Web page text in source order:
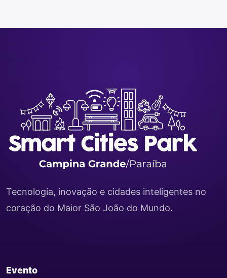
Tecnologia, inovação e cidades inteligentes no
coração do Maior São João do Mundo.
Evento